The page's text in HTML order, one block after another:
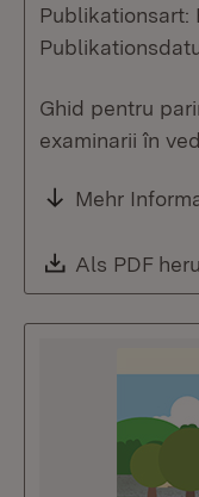
Publikationsart:
Ghid pentru
examinarii în
Mehr
Download:
Als PDF